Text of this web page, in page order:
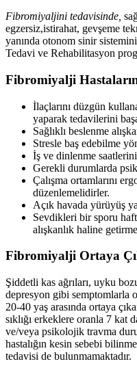
Fibromiyaljini tedavisinde,
egzersiz,istirahat, gevşeme
yanında otonom sinir
Tedavi ve Rehabilitasyon
Fibromiyalji
İlaçlarını düzgün
yaparak tedavilerini
Sağlıklı beslenme
Stresle baş edebilme
İş ve dinlenme saatlerini
Gerekli durumlarda
Çalışma ortamlarını
düzenlemelidirler.
Açık havada yürüyüş
Sevdikleri bir sporu
alışkanlık haline
Fibromiyalji Ortaya
Şiddetli kas ağrıları, uyku
depresyon gibi semptomlarla
20-40 yaş arasında ortaya
sıklığı erkeklere oranla 7 kat
ve/veya psikolojik travma
hastalığın kesin sebebi
tedavisi de bulunmamaktadır.